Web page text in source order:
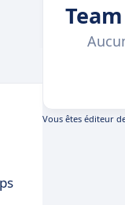
Vous êtes éditeur